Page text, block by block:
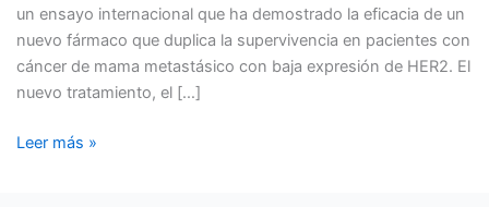
un ensayo internacional que ha demostrado la eficacia de un
nuevo fármaco que duplica la supervivencia en pacientes con
cáncer de mama metastásico con baja expresión de HER2. El
nuevo tratamiento, el […]
MAMA
METASTÁSICO
Leer más »